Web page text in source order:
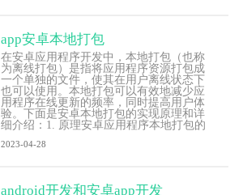
app安卓本地打包
在安卓应用程序开发中，本地打包（也称
为离线打包）是指将应用程序资源打包成
一个单独的文件，使其在用户离线状态下
也可以使用。本地打包可以有效地减少应
用程序在线更新的频率，同时提高用户体
验。下面是安卓本地打包的实现原理和详
细介绍：1. 原理安卓应用程序本地打包的
2023-04-28
android开发和安卓app开发